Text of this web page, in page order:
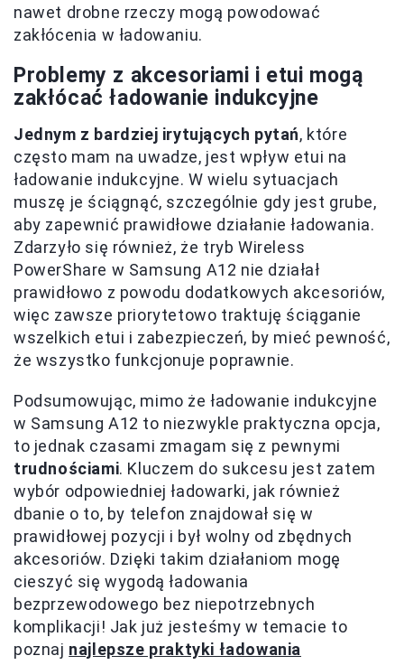
nawet drobne rzeczy mogą powodować
zakłócenia w ładowaniu.
Problemy z akcesoriami i etui mogą
zakłócać ładowanie indukcyjne
Jednym z bardziej irytujących pytań, które
często mam na uwadze, jest wpływ etui na
ładowanie indukcyjne. W wielu sytuacjach
muszę je ściągnąć, szczególnie gdy jest grube,
aby zapewnić prawidłowe działanie ładowania.
Zdarzyło się również, że tryb Wireless
PowerShare w Samsung A12 nie działał
prawidłowo z powodu dodatkowych akcesoriów,
więc zawsze priorytetowo traktuję ściąganie
wszelkich etui i zabezpieczeń, by mieć pewność,
że wszystko funkcjonuje poprawnie.
Podsumowując, mimo że ładowanie indukcyjne
w Samsung A12 to niezwykle praktyczna opcja,
to jednak czasami zmagam się z pewnymi
trudnościami. Kluczem do sukcesu jest zatem
wybór odpowiedniej ładowarki, jak również
dbanie o to, by telefon znajdował się w
prawidłowej pozycji i był wolny od zbędnych
akcesoriów. Dzięki takim działaniom mogę
cieszyć się wygodą ładowania
bezprzewodowego bez niepotrzebnych
komplikacji! Jak już jesteśmy w temacie to
poznaj najlepsze praktyki ładowania